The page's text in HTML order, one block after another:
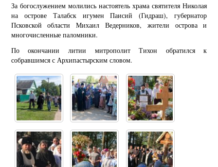
За богослужением молились настоятель храма святителя Николая
на острове Талабск игумен Паисий (Гидраш), губернатор
Псковской области Михаил Ведерников, жители острова и
многочисленные паломники.
По окончании литии митрополит Тихон обратился к
собравшимся с Архипастырским словом.